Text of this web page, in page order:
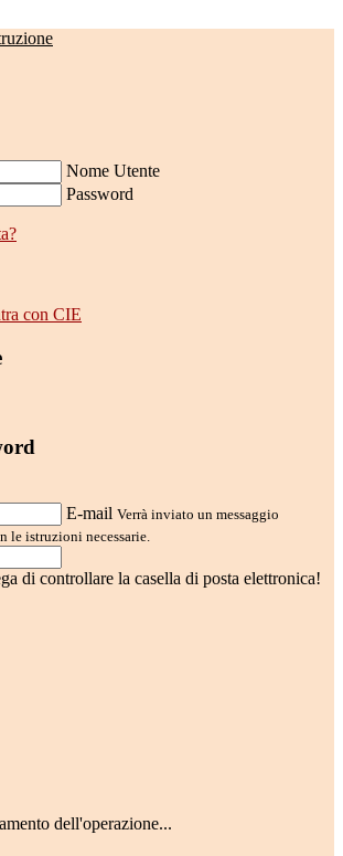
Nome Utente
Password
con CIE
E-mail Verrà inviato un messaggio
le istruzioni necessarie.
di controllare la casella di posta elettronica!
dell'operazione...